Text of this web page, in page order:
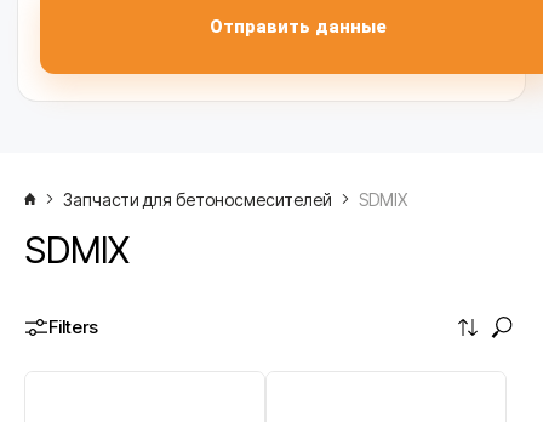
Отправить данные
Запчасти для бетоносмесителей SDMIX
SDMIX
Filters